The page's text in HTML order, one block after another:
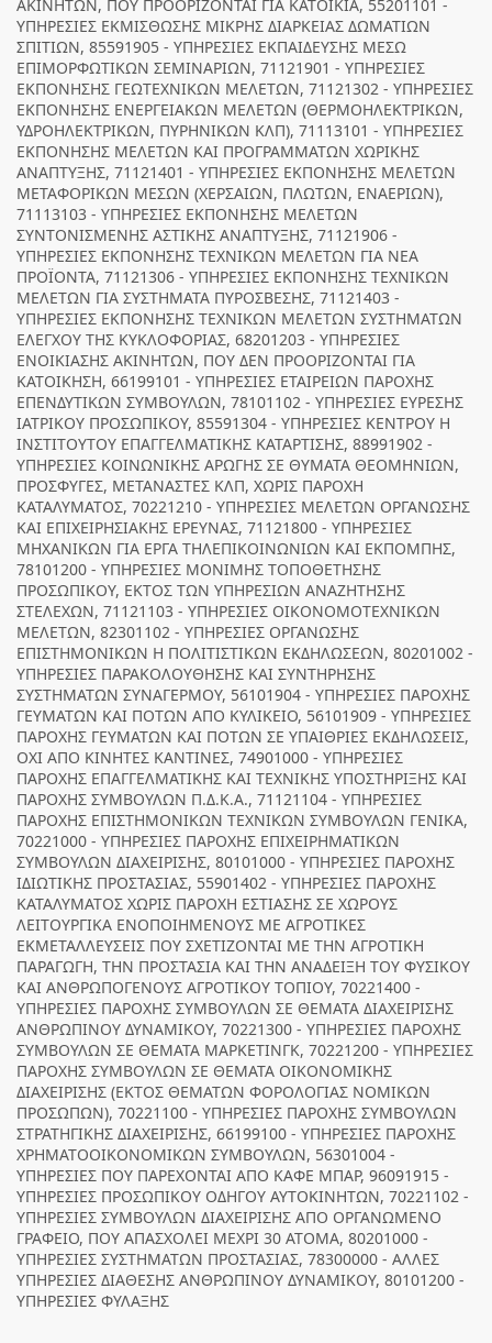
ΑΚΙΝΗΤΩΝ, ΠΟΥ ΠΡΟΟΡΙΖΟΝΤΑΙ ΓΙΑ ΚΑΤΟΙΚΙΑ, 55201101 -
ΥΠΗΡΕΣΙΕΣ ΕΚΜΙΣΘΩΣΗΣ ΜΙΚΡΗΣ ΔΙΑΡΚΕΙΑΣ ΔΩΜΑΤΙΩΝ
ΣΠΙΤΙΩΝ, 85591905 - ΥΠΗΡΕΣΙΕΣ ΕΚΠΑΙΔΕΥΣΗΣ ΜΕΣΩ
ΕΠΙΜΟΡΦΩΤΙΚΩΝ ΣΕΜΙΝΑΡΙΩΝ, 71121901 - ΥΠΗΡΕΣΙΕΣ
ΕΚΠΟΝΗΣΗΣ ΓΕΩΤΕΧΝΙΚΩΝ ΜΕΛΕΤΩΝ, 71121302 - ΥΠΗΡΕΣΙΕΣ
ΕΚΠΟΝΗΣΗΣ ΕΝΕΡΓΕΙΑΚΩΝ ΜΕΛΕΤΩΝ (ΘΕΡΜΟΗΛΕΚΤΡΙΚΩΝ,
ΥΔΡΟΗΛΕΚΤΡΙΚΩΝ, ΠΥΡΗΝΙΚΩΝ ΚΛΠ), 71113101 - ΥΠΗΡΕΣΙΕΣ
ΕΚΠΟΝΗΣΗΣ ΜΕΛΕΤΩΝ ΚΑΙ ΠΡΟΓΡΑΜΜΑΤΩΝ ΧΩΡΙΚΗΣ
ΑΝΑΠΤΥΞΗΣ, 71121401 - ΥΠΗΡΕΣΙΕΣ ΕΚΠΟΝΗΣΗΣ ΜΕΛΕΤΩΝ
ΜΕΤΑΦΟΡΙΚΩΝ ΜΕΣΩΝ (ΧΕΡΣΑΙΩΝ, ΠΛΩΤΩΝ, ΕΝΑΕΡΙΩΝ),
71113103 - ΥΠΗΡΕΣΙΕΣ ΕΚΠΟΝΗΣΗΣ ΜΕΛΕΤΩΝ
ΣΥΝΤΟΝΙΣΜΕΝΗΣ ΑΣΤΙΚΗΣ ΑΝΑΠΤΥΞΗΣ, 71121906 -
ΥΠΗΡΕΣΙΕΣ ΕΚΠΟΝΗΣΗΣ ΤΕΧΝΙΚΩΝ ΜΕΛΕΤΩΝ ΓΙΑ ΝΕΑ
ΠΡΟΪΟΝΤΑ, 71121306 - ΥΠΗΡΕΣΙΕΣ ΕΚΠΟΝΗΣΗΣ ΤΕΧΝΙΚΩΝ
ΜΕΛΕΤΩΝ ΓΙΑ ΣΥΣΤΗΜΑΤΑ ΠΥΡΟΣΒΕΣΗΣ, 71121403 -
ΥΠΗΡΕΣΙΕΣ ΕΚΠΟΝΗΣΗΣ ΤΕΧΝΙΚΩΝ ΜΕΛΕΤΩΝ ΣΥΣΤΗΜΑΤΩΝ
ΕΛΕΓΧΟΥ ΤΗΣ ΚΥΚΛΟΦΟΡΙΑΣ, 68201203 - ΥΠΗΡΕΣΙΕΣ
ΕΝΟΙΚΙΑΣΗΣ ΑΚΙΝΗΤΩΝ, ΠΟΥ ΔΕΝ ΠΡΟΟΡΙΖΟΝΤΑΙ ΓΙΑ
ΚΑΤΟΙΚΗΣΗ, 66199101 - ΥΠΗΡΕΣΙΕΣ ΕΤΑΙΡΕΙΩΝ ΠΑΡΟΧΗΣ
ΕΠΕΝΔΥΤΙΚΩΝ ΣΥΜΒΟΥΛΩΝ, 78101102 - ΥΠΗΡΕΣΙΕΣ ΕΥΡΕΣΗΣ
ΙΑΤΡΙΚΟΥ ΠΡΟΣΩΠΙΚΟΥ, 85591304 - ΥΠΗΡΕΣΙΕΣ ΚΕΝΤΡΟΥ Η
ΙΝΣΤΙΤΟΥΤΟΥ ΕΠΑΓΓΕΛΜΑΤΙΚΗΣ ΚΑΤΑΡΤΙΣΗΣ, 88991902 -
ΥΠΗΡΕΣΙΕΣ ΚΟΙΝΩΝΙΚΗΣ ΑΡΩΓΗΣ ΣΕ ΘΥΜΑΤΑ ΘΕΟΜΗΝΙΩΝ,
ΠΡΟΣΦΥΓΕΣ, ΜΕΤΑΝΑΣΤΕΣ ΚΛΠ, ΧΩΡΙΣ ΠΑΡΟΧΗ
ΚΑΤΑΛΥΜΑΤΟΣ, 70221210 - ΥΠΗΡΕΣΙΕΣ ΜΕΛΕΤΩΝ ΟΡΓΑΝΩΣΗΣ
ΚΑΙ ΕΠΙΧΕΙΡΗΣΙΑΚΗΣ ΕΡΕΥΝΑΣ, 71121800 - ΥΠΗΡΕΣΙΕΣ
ΜΗΧΑΝΙΚΩΝ ΓΙΑ ΕΡΓΑ ΤΗΛΕΠΙΚΟΙΝΩΝΙΩΝ ΚΑΙ ΕΚΠΟΜΠΗΣ,
78101200 - ΥΠΗΡΕΣΙΕΣ ΜΟΝΙΜΗΣ ΤΟΠΟΘΕΤΗΣΗΣ
ΠΡΟΣΩΠΙΚΟΥ, ΕΚΤΟΣ ΤΩΝ ΥΠΗΡΕΣΙΩΝ ΑΝΑΖΗΤΗΣΗΣ
ΣΤΕΛΕΧΩΝ, 71121103 - ΥΠΗΡΕΣΙΕΣ ΟΙΚΟΝΟΜΟΤΕΧΝΙΚΩΝ
ΜΕΛΕΤΩΝ, 82301102 - ΥΠΗΡΕΣΙΕΣ ΟΡΓΑΝΩΣΗΣ
ΕΠΙΣΤΗΜΟΝΙΚΩΝ Η ΠΟΛΙΤΙΣΤΙΚΩΝ ΕΚΔΗΛΩΣΕΩΝ, 80201002 -
ΥΠΗΡΕΣΙΕΣ ΠΑΡΑΚΟΛΟΥΘΗΣΗΣ ΚΑΙ ΣΥΝΤΗΡΗΣΗΣ
ΣΥΣΤΗΜΑΤΩΝ ΣΥΝΑΓΕΡΜΟΥ, 56101904 - ΥΠΗΡΕΣΙΕΣ ΠΑΡΟΧΗΣ
ΓΕΥΜΑΤΩΝ ΚΑΙ ΠΟΤΩΝ ΑΠΟ ΚΥΛΙΚΕΙΟ, 56101909 - ΥΠΗΡΕΣΙΕΣ
ΠΑΡΟΧΗΣ ΓΕΥΜΑΤΩΝ ΚΑΙ ΠΟΤΩΝ ΣΕ ΥΠΑΙΘΡΙΕΣ ΕΚΔΗΛΩΣΕΙΣ,
ΟΧΙ ΑΠΟ ΚΙΝΗΤΕΣ ΚΑΝΤΙΝΕΣ, 74901000 - ΥΠΗΡΕΣΙΕΣ
ΠΑΡΟΧΗΣ ΕΠΑΓΓΕΛΜΑΤΙΚΗΣ ΚΑΙ ΤΕΧΝΙΚΗΣ ΥΠΟΣΤΗΡΙΞΗΣ ΚΑΙ
ΠΑΡΟΧΗΣ ΣΥΜΒΟΥΛΩΝ Π.Δ.Κ.Α., 71121104 - ΥΠΗΡΕΣΙΕΣ
ΠΑΡΟΧΗΣ ΕΠΙΣΤΗΜΟΝΙΚΩΝ ΤΕΧΝΙΚΩΝ ΣΥΜΒΟΥΛΩΝ ΓΕΝΙΚΑ,
70221000 - ΥΠΗΡΕΣΙΕΣ ΠΑΡΟΧΗΣ ΕΠΙΧΕΙΡΗΜΑΤΙΚΩΝ
ΣΥΜΒΟΥΛΩΝ ΔΙΑΧΕΙΡΙΣΗΣ, 80101000 - ΥΠΗΡΕΣΙΕΣ ΠΑΡΟΧΗΣ
ΙΔΙΩΤΙΚΗΣ ΠΡΟΣΤΑΣΙΑΣ, 55901402 - ΥΠΗΡΕΣΙΕΣ ΠΑΡΟΧΗΣ
ΚΑΤΑΛΥΜΑΤΟΣ ΧΩΡΙΣ ΠΑΡΟΧΗ ΕΣΤΙΑΣΗΣ ΣΕ ΧΩΡΟΥΣ
ΛΕΙΤΟΥΡΓΙΚΑ ΕΝΟΠΟΙΗΜΕΝΟΥΣ ΜΕ ΑΓΡΟΤΙΚΕΣ
ΕΚΜΕΤΑΛΛΕΥΣΕΙΣ ΠΟΥ ΣΧΕΤΙΖΟΝΤΑΙ ΜΕ ΤΗΝ ΑΓΡΟΤΙΚΗ
ΠΑΡΑΓΩΓΗ, ΤΗΝ ΠΡΟΣΤΑΣΙΑ ΚΑΙ ΤΗΝ ΑΝΑΔΕΙΞΗ ΤΟΥ ΦΥΣΙΚΟΥ
ΚΑΙ ΑΝΘΡΩΠΟΓΕΝΟΥΣ ΑΓΡΟΤΙΚΟΥ ΤΟΠΙΟΥ, 70221400 -
ΥΠΗΡΕΣΙΕΣ ΠΑΡΟΧΗΣ ΣΥΜΒΟΥΛΩΝ ΣΕ ΘΕΜΑΤΑ ΔΙΑΧΕΙΡΙΣΗΣ
ΑΝΘΡΩΠΙΝΟΥ ΔΥΝΑΜΙΚΟΥ, 70221300 - ΥΠΗΡΕΣΙΕΣ ΠΑΡΟΧΗΣ
ΣΥΜΒΟΥΛΩΝ ΣΕ ΘΕΜΑΤΑ ΜΑΡΚΕΤΙΝΓΚ, 70221200 - ΥΠΗΡΕΣΙΕΣ
ΠΑΡΟΧΗΣ ΣΥΜΒΟΥΛΩΝ ΣΕ ΘΕΜΑΤΑ ΟΙΚΟΝΟΜΙΚΗΣ
ΔΙΑΧΕΙΡΙΣΗΣ (ΕΚΤΟΣ ΘΕΜΑΤΩΝ ΦΟΡΟΛΟΓΙΑΣ ΝΟΜΙΚΩΝ
ΠΡΟΣΩΠΩΝ), 70221100 - ΥΠΗΡΕΣΙΕΣ ΠΑΡΟΧΗΣ ΣΥΜΒΟΥΛΩΝ
ΣΤΡΑΤΗΓΙΚΗΣ ΔΙΑΧΕΙΡΙΣΗΣ, 66199100 - ΥΠΗΡΕΣΙΕΣ ΠΑΡΟΧΗΣ
ΧΡΗΜΑΤΟΟΙΚΟΝΟΜΙΚΩΝ ΣΥΜΒΟΥΛΩΝ, 56301004 -
ΥΠΗΡΕΣΙΕΣ ΠΟΥ ΠΑΡΕΧΟΝΤΑΙ ΑΠΟ ΚΑΦΕ ΜΠΑΡ, 96091915 -
ΥΠΗΡΕΣΙΕΣ ΠΡΟΣΩΠΙΚΟΥ ΟΔΗΓΟΥ ΑΥΤΟΚΙΝΗΤΩΝ, 70221102 -
ΥΠΗΡΕΣΙΕΣ ΣΥΜΒΟΥΛΩΝ ΔΙΑΧΕΙΡΙΣΗΣ ΑΠΟ ΟΡΓΑΝΩΜΕΝΟ
ΓΡΑΦΕΙΟ, ΠΟΥ ΑΠΑΣΧΟΛΕΙ ΜΕΧΡΙ 30 ΑΤΟΜΑ, 80201000 -
ΥΠΗΡΕΣΙΕΣ ΣΥΣΤΗΜΑΤΩΝ ΠΡΟΣΤΑΣΙΑΣ, 78300000 - ΑΛΛΕΣ
ΥΠΗΡΕΣΙΕΣ ΔΙΑΘΕΣΗΣ ΑΝΘΡΩΠΙΝΟΥ ΔΥΝΑΜΙΚΟΥ, 80101200 -
ΥΠΗΡΕΣΙΕΣ ΦΥΛΑΞΗΣ